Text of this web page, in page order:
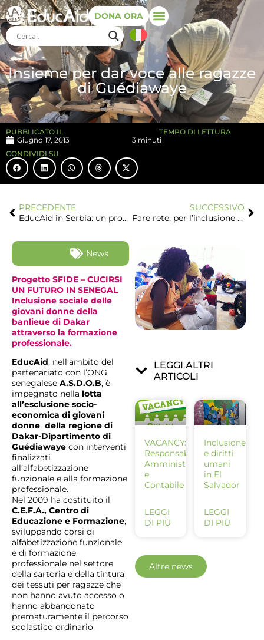
DONA ORA
Insieme per dar voce alle ragazze
di Guédiawaye
PUBBLICATO IL
Giugno 17, 2013
TEMPO DI LETTURA
3 minuti
CONDIVIDI SU
PRECEDENTE
EducAid in Serbia: un progetto per i minori disabili
SUCCESSIVO
Fare rete, per l’inclusione e la cooperazione allo sviluppo
News
Progetto SFIDE – CUCIRSI
UN FUTURO IN SENEGAL
Inclusione sociale delle
giovani donne della
banlieue di Dakar
attraverso la formazione
professionale.
EducAid, nell’ambito del
partenariato con l’ONG
senegalese A.S.D.O.B, è
impegnato nella lotta
all’esclusione socio-
economica di giovani
donne della regione di
Dakar-Dipartimento di
Guédiawaye con interventi
finalizzati
all’alfabetizzazione
funzionale e alla formazione
professionale.
Nel 2009 ha costituito il
C.E.F.A., Centro di
Educazione e Formazione,
sviluppando corsi di
alfabetizzazione funzionale
e di formazione
professionale nel settore
della sartoria e della tintura
dei tessuti per ragazze che
non hanno avuto accesso o
hanno abbandonato
prematuramente il percorso
scolastico ordinario.
LEGGI ALTRI
ARTICOLI
VACANCY:
Responsabile
Amministrativo
e
Contabile
LEGGI
DI PIÙ
Inclusione
e diritti
umani
in El
Salvador
LEGGI
DI PIÙ
Altre news